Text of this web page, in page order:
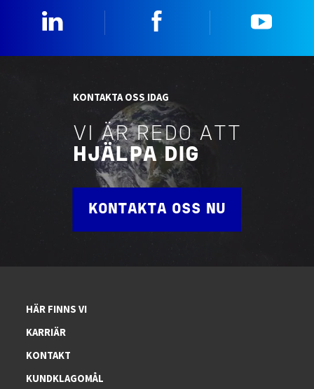
KONTAKTA OSS IDAG
VI ÄR REDO ATT
HJÄLPA DIG
KONTAKTA OSS NU
HÄR FINNS VI
KARRIÄR
KONTAKT
KUNDKLAGOMÅL